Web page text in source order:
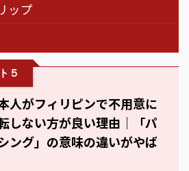
ップ
５
人がフィリピンで不用意に
しない方が良い理由｜「パ
ング」の意味の違いがやば